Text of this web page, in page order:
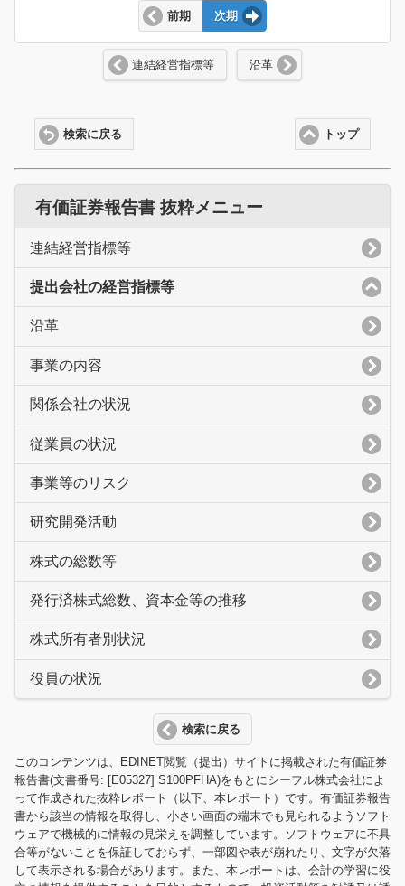
前期 次期
連結経営指標等 沿革
トップ
検索に戻る
有価証券報告書 抜粋メニュー
連結経営指標等
提出会社の経営指標等
沿革
事業の内容
関係会社の状況
従業員の状況
事業等のリスク
研究開発活動
株式の総数等
発行済株式総数、資本金等の推移
株式所有者別状況
役員の状況
検索に戻る
このコンテンツは、EDINET閲覧（提出）サイトに掲載された有価証券
報告書(文書番号: [E05327] S100PFHA)をもとにシーフル株式会社によ
って作成された抜粋レポート（以下、本レポート）です。有価証券報告
書から該当の情報を取得し、小さい画面の端末でも見られるようソフト
ウェアで機械的に情報の見栄えを調整しています。ソフトウェアに不具
合等がないことを保証しておらず、一部図や表が崩れたり、文字が欠落
して表示される場合があります。また、本レポートは、会計の学習に役